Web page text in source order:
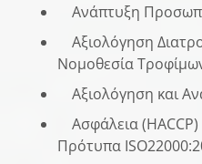
Ανάπτυξη
Αξιολόγηση
Νομοθεσία
Αξιολόγηση και
Ασφάλεια
Πρότυπα